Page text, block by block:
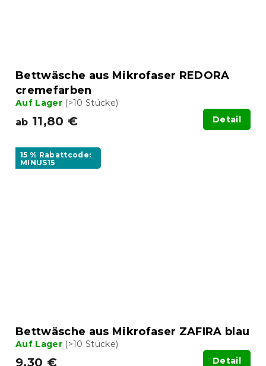
Bettwäsche aus Mikrofaser REDORA
cremefarben
Auf Lager (>10 Stücke)
ab 11,80 € Detail
15 % Rabattcode:
MINUS15
Bettwäsche aus Mikrofaser ZAFIRA blau
Auf Lager (>10 Stücke)
9,30 € Detail